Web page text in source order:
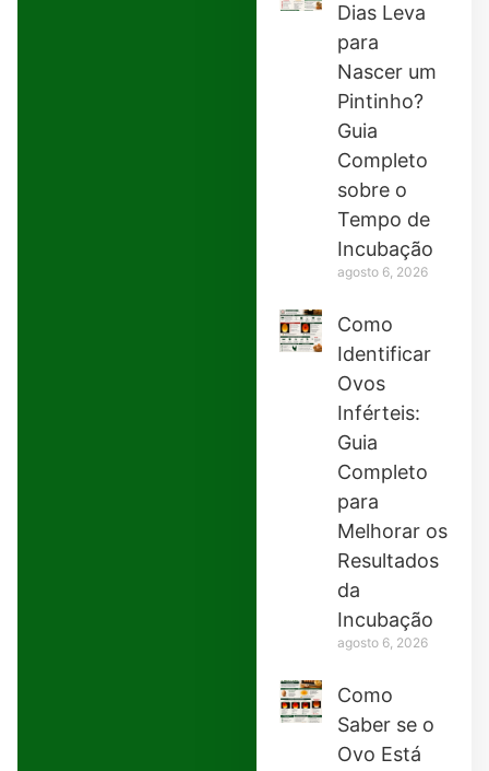
Dias Leva
para
Nascer um
Pintinho?
Guia
Completo
sobre o
Tempo de
Incubação
agosto 6, 2026
Como
Identificar
Ovos
Inférteis:
Guia
Completo
para
Melhorar os
Resultados
da
Incubação
agosto 6, 2026
Como
Saber se o
Ovo Está